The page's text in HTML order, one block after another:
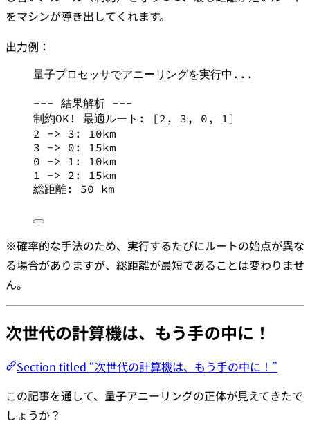
をマシンが導き出してくれます。
出力例：
量子プロセッサでアニーリングを実行中...
--- 結果解析 ---
制約OK! 最適ルート: [2, 3, 0, 1]
2 -> 3: 10km
3 -> 0: 15km
0 -> 1: 10km
1 -> 2: 15km
総距離: 50 km
※確率的な手法のため、実行するたびにルートの始点が異な
る場合がありますが、総距離が最短であることは変わりませ
ん。
次世代の計算機は、もう手の中に！
Section titled “次世代の計算機は、もう手の中に！”
この記事を通して、量子アニーリングの正体が見えてきたで
しょうか？